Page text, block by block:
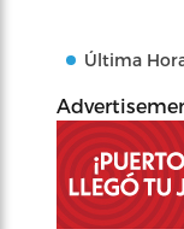
Última